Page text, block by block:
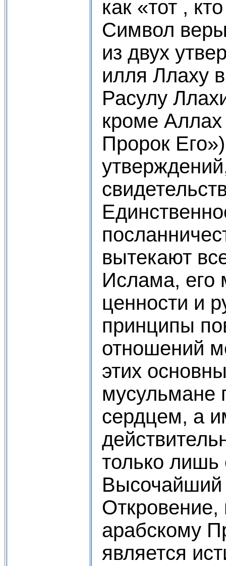
как «тот ,
Символ
из двух
илля Ллаху
Расулу
кроме
Пророк
вытекают
Ислама, его
ценности и
принципы
отношений
этих
мусульмане
сердцем, а
только лишь
арабскому
является